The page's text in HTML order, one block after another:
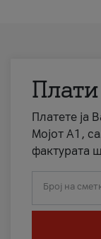
Платете ја
Мојот А1,
фактурата
Број на